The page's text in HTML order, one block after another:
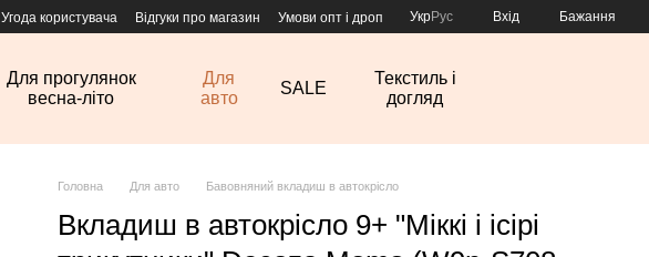
Угода користувача Відгуки про магазин Умови опт і дроп УкрРус Вхід Бажання
Для прогулянок
весна-літо
Для
авто
SALE
Текстиль і
догляд
Головна Для авто Бавовняний вкладиш в автокрісло
Вкладиш в автокрісло 9+ "Міккі і ісірі